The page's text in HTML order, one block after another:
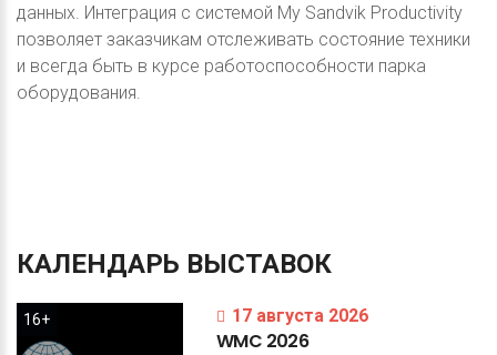
данных. Интеграция с системой My Sandvik Productivity
позволяет заказчикам отслеживать состояние техники
и всегда быть в курсе работоспособности парка
оборудования.
КАЛЕНДАРЬ ВЫСТАВОК
16+ 17 августа 2026
WMC 2026